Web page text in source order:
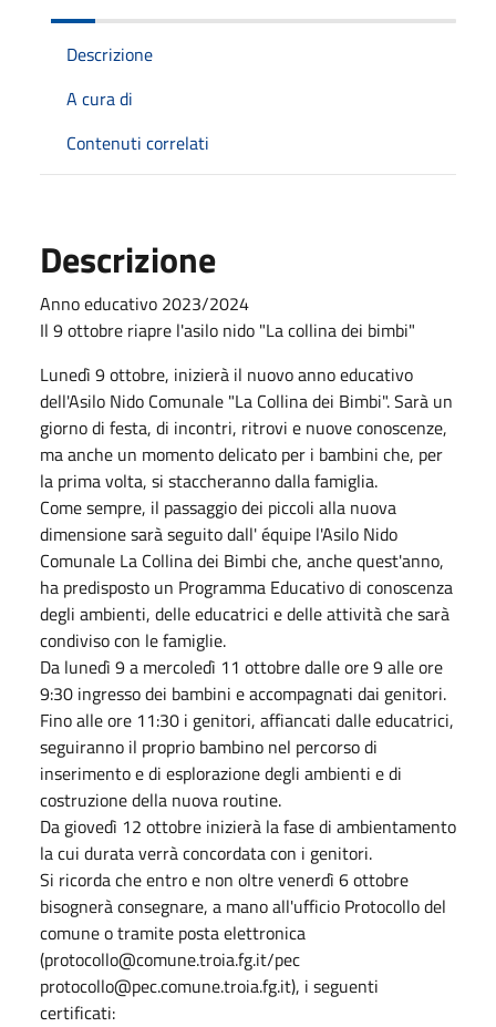
Descrizione
A cura di
Contenuti correlati
Descrizione
Anno educativo 2023/2024
Il 9 ottobre riapre l'asilo nido "La collina dei bimbi"
Lunedì 9 ottobre, inizierà il nuovo anno educativo
dell'Asilo Nido Comunale "La Collina dei Bimbi". Sarà un
giorno di festa, di incontri, ritrovi e nuove conoscenze,
ma anche un momento delicato per i bambini che, per
la prima volta, si staccheranno dalla famiglia.
Come sempre, il passaggio dei piccoli alla nuova
dimensione sarà seguito dall' équipe l'Asilo Nido
Comunale La Collina dei Bimbi che, anche quest'anno,
ha predisposto un Programma Educativo di conoscenza
degli ambienti, delle educatrici e delle attività che sarà
condiviso con le famiglie.
Da lunedì 9 a mercoledì 11 ottobre dalle ore 9 alle ore
9:30 ingresso dei bambini e accompagnati dai genitori.
Fino alle ore 11:30 i genitori, affiancati dalle educatrici,
seguiranno il proprio bambino nel percorso di
inserimento e di esplorazione degli ambienti e di
costruzione della nuova routine.
Da giovedì 12 ottobre inizierà la fase di ambientamento
la cui durata verrà concordata con i genitori.
Si ricorda che entro e non oltre venerdì 6 ottobre
bisognerà consegnare, a mano all'ufficio Protocollo del
comune o tramite posta elettronica
(protocollo@comune.troia.fg.it/pec
protocollo@pec.comune.troia.fg.it), i seguenti
certificati: